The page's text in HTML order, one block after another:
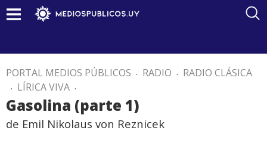
PORTAL MEDIOS PÚBLICOS . RADIO . RADIO CLÁSICA
. LÍRICA VIVA .
Gasolina (parte 1)
de Emil Nikolaus von Reznicek